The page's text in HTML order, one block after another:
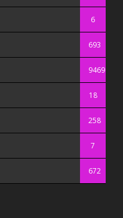
6
693
9469
18
258
7
672